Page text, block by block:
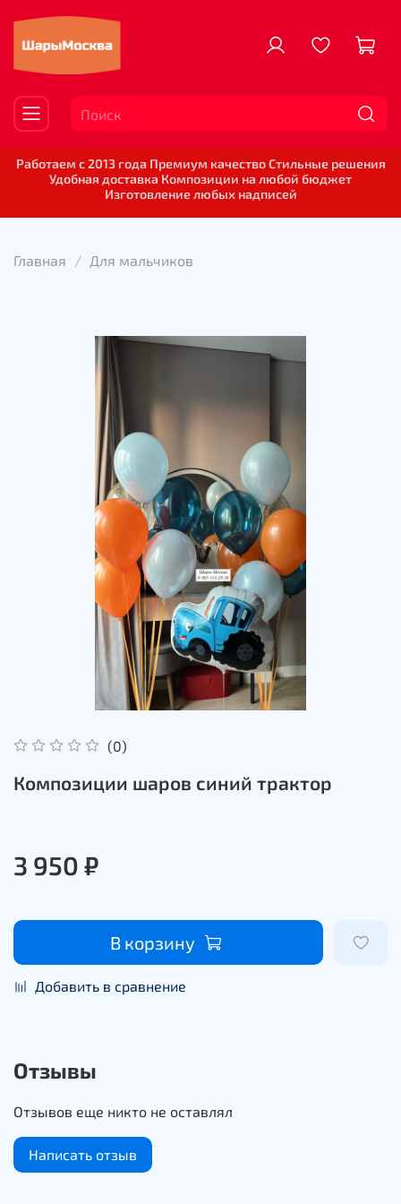
Работаем с 2013 года Премиум качество Стильные решения
Удобная доставка Композиции на любой бюджет
Изготовление любых надписей
Главная Для мальчиков
(0)
Композиции шаров синий трактор
3 950 ₽
В корзину
Добавить в сравнение
Отзывы
Отзывов еще никто не оставлял
Написать отзыв